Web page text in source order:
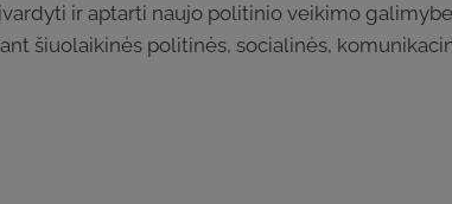
ir aptarti naujo politinio veikimo
šiuolaikinės politinės, socialinės,